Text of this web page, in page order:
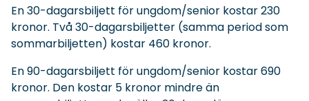
En 30-dagarsbiljett för ungdom/senior kostar 230
kronor. Två 30-dagarsbiljetter (samma period som
sommarbiljetten) kostar 460 kronor.
En 90-dagarsbiljett för ungdom/senior kostar 690
kronor. Den kostar 5 kronor mindre än